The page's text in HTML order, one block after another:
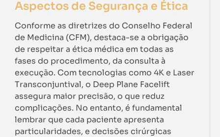
Aspectos de Segurança e Ética
Conforme as diretrizes do Conselho Federal
de Medicina (CFM), destaca-se a obrigação
de respeitar a ética médica em todas as
fases do procedimento, da consulta à
execução. Com tecnologias como 4K e Laser
Transconjuntival, o Deep Plane Facelift
assegura maior precisão, o que reduz
complicações. No entanto, é fundamental
lembrar que cada paciente apresenta
particularidades, e decisões cirúrgicas